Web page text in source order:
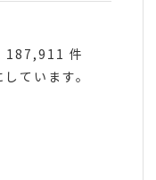
187,911 件
ています。